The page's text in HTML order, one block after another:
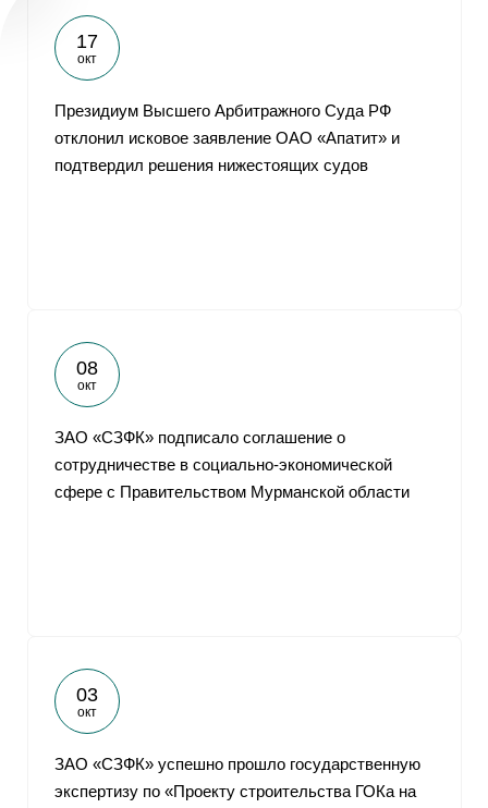
17
окт
Президиум Высшего Арбитражного Суда РФ
отклонил исковое заявление ОАО «Апатит» и
подтвердил решения нижестоящих судов
08
окт
ЗАО «CЗФК» подписало соглашение о
сотрудничестве в социально-экономической
сфере с Правительством Мурманской области
03
окт
ЗАО «СЗФК» успешно прошло государственную
экспертизу по «Проекту строительства ГОКа на